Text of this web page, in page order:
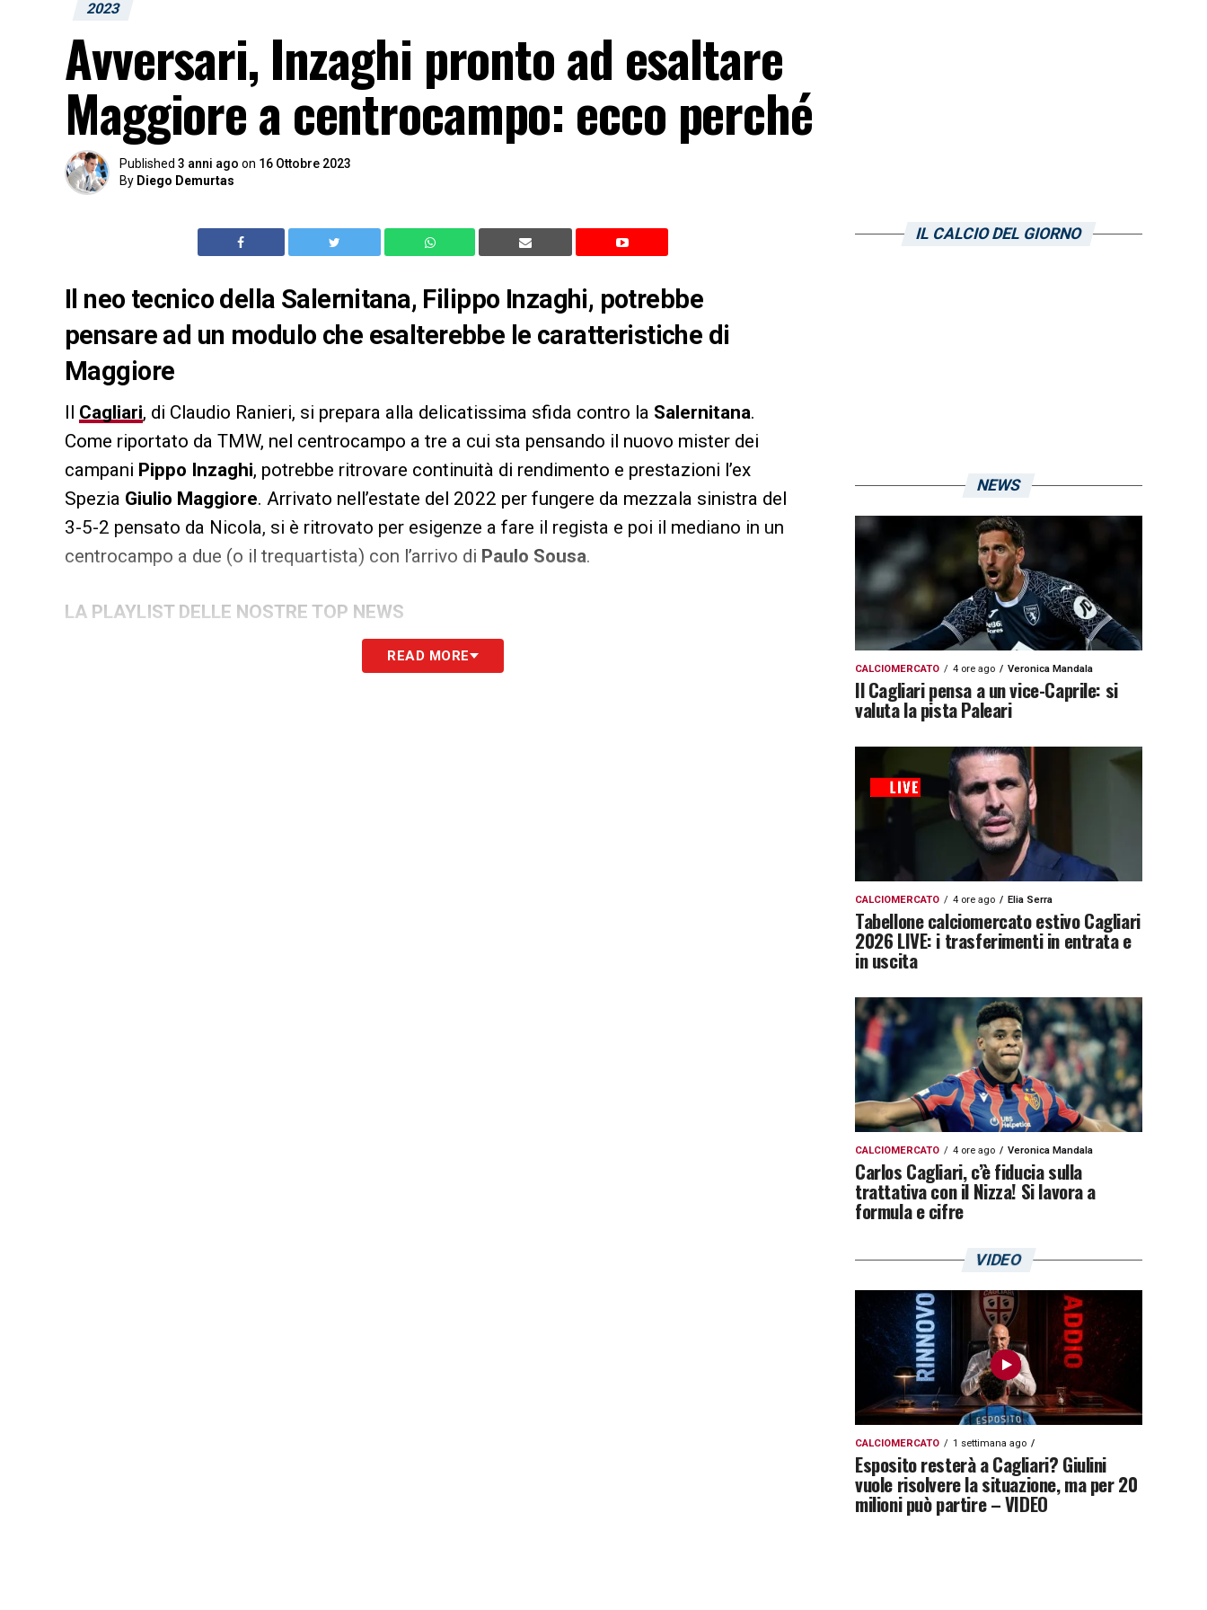
2023
Avversari, Inzaghi pronto ad esaltare
Maggiore a centrocampo: ecco perché
Published 3 anni ago on 16 Ottobre 2023
By Diego Demurtas
Il neo tecnico della Salernitana, Filippo Inzaghi, potrebbe
pensare ad un modulo che esalterebbe le caratteristiche di
Maggiore
Il Cagliari, di Claudio Ranieri, si prepara alla delicatissima sfida contro la Salernitana.
Come riportato da TMW, nel centrocampo a tre a cui sta pensando il nuovo mister dei
campani Pippo Inzaghi, potrebbe ritrovare continuità di rendimento e prestazioni l’ex
Spezia Giulio Maggiore. Arrivato nell’estate del 2022 per fungere da mezzala sinistra del
3-5-2 pensato da Nicola, si è ritrovato per esigenze a fare il regista e poi il mediano in un
centrocampo a due (o il trequartista) con l’arrivo di Paulo Sousa.
LA PLAYLIST DELLE NOSTRE TOP NEWS
READ MORE
IL CALCIO DEL GIORNO
NEWS
CALCIOMERCATO 4 ore ago Veronica Mandala
Il Cagliari pensa a un vice-Caprile: si
valuta la pista Paleari
CALCIOMERCATO 4 ore ago Elia Serra
Tabellone calciomercato estivo Cagliari
2026 LIVE: i trasferimenti in entrata e
in uscita
CALCIOMERCATO 4 ore ago Veronica Mandala
Carlos Cagliari, c’è fiducia sulla
trattativa con il Nizza! Si lavora a
formula e cifre
VIDEO
CALCIOMERCATO 1 settimana ago
Esposito resterà a Cagliari? Giulini
vuole risolvere la situazione, ma per 20
milioni può partire – VIDEO